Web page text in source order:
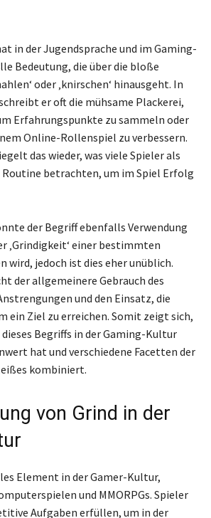
in der Jugendsprache und im Gaming-
Bedeutung, die über die bloße
oder ‚knirschen‘ hinausgeht. In
er oft die mühsame Plackerei,
Erfahrungspunkte zu sammeln oder
Online-Rollenspiel zu verbessern.
das wieder, was viele Spieler als
betrachten, um im Spiel Erfolg
der Begriff ebenfalls Verwendung
‚Grindigkeit‘ einer bestimmten
wird, jedoch ist dies eher unüblich.
der allgemeinere Gebrauch des
und den Einsatz, die
ein Ziel zu erreichen. Somit zeigt sich,
dieses Begriffs in der Gaming-Kultur
hat und verschiedene Facetten der
kombiniert.
von Grind in der
Element in der Gamer-Kultur,
und MMORPGs. Spieler
Aufgaben erfüllen, um in der